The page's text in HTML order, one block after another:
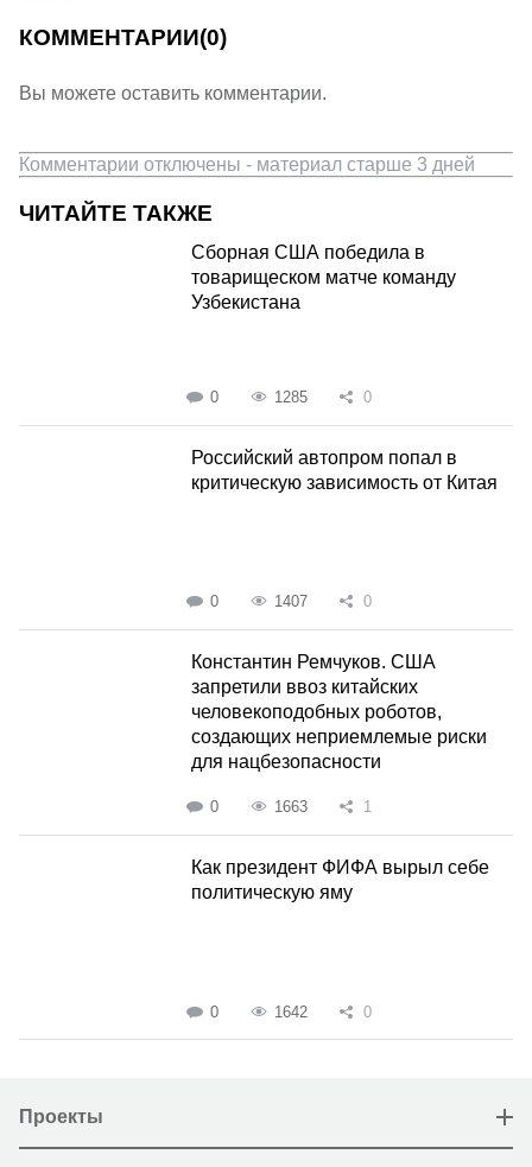
КОММЕНТАРИИ(0)
Вы можете оставить комментарии.
Комментарии отключены - материал старше 3 дней
ЧИТАЙТЕ ТАКЖЕ
Сборная США победила в
товарищеском матче команду
Узбекистана
0 1285 0
Российский автопром попал в
критическую зависимость от Китая
0 1407 0
Константин Ремчуков. США
запретили ввоз китайских
человекоподобных роботов,
создающих неприемлемые риски
для нацбезопасности
0 1663 1
Как президент ФИФА вырыл себе
политическую яму
0 1642 0
Проекты